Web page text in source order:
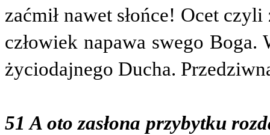
zaćmił nawet słońce! Ocet
człowiek napawa swego
życiodajnego Ducha.
51 A oto zasłona przybytku